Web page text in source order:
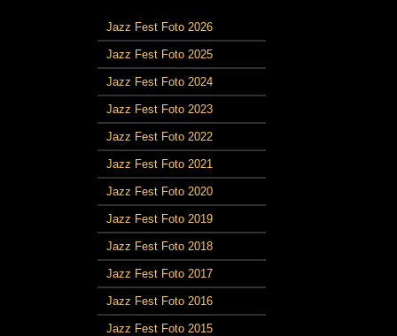
Jazz Fest Foto 2026
Jazz Fest Foto 2025
Jazz Fest Foto 2024
Jazz Fest Foto 2023
Jazz Fest Foto 2022
Jazz Fest Foto 2021
Jazz Fest Foto 2020
Jazz Fest Foto 2019
Jazz Fest Foto 2018
Jazz Fest Foto 2017
Jazz Fest Foto 2016
Jazz Fest Foto 2015